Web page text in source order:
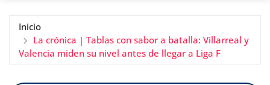
Inicio
La crónica | Tablas con sabor a batalla: Villarreal y
Valencia miden su nivel antes de llegar a Liga F